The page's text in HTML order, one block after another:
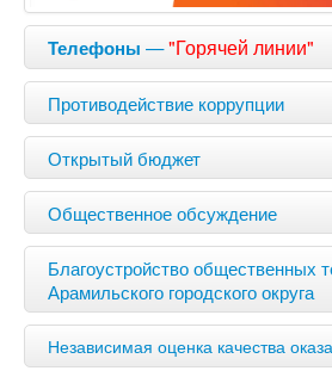
Телефоны —"Горячей линии"
Противодействие коррупции
Открытый бюджет
Общественное обсуждение
Благоустройство общественных
Арамильского городского округа
Независимая оценка качества